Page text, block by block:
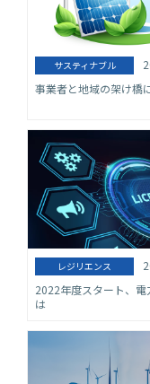
サスティナブル
事業者と地域の架け橋
レジリエンス
2022年度スタート、
は